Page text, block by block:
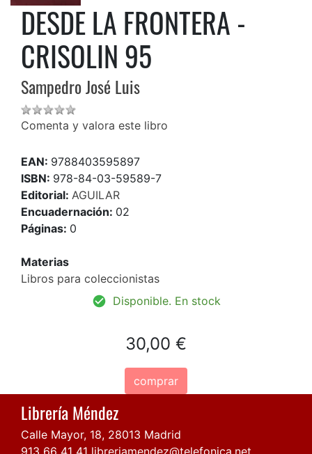
DESDE LA FRONTERA -
CRISOLIN 95
Sampedro José Luis
Comenta y valora este libro
EAN: 9788403595897
ISBN: 978-84-03-59589-7
Editorial: AGUILAR
Encuadernación: 02
Páginas: 0
Materias
Libros para coleccionistas
Disponible. En stock
30,00 €
comprar
Librería Méndez
Calle Mayor, 18, 28013 Madrid
913 66 41 41 libreriamendez@telefonica.net